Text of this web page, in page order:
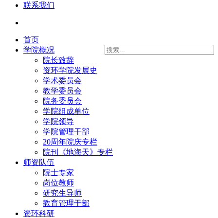
联系我们
首页
学院概况
院长致辞
资环学院发展史
学术委员会
教学委员会
院务委员会
学院组成单位
学院领导
学院管理干部
20周年院庆专栏
院刊《地海天》专栏
师资队伍
院士专家
岗位教师
研究生导师
教育管理干部
资环科研